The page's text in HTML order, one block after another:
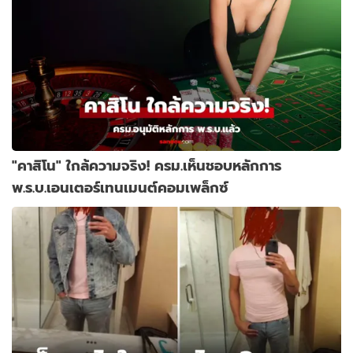
"คาสิโน" ใกล้ความจริง! ครม.เห็นชอบหลักการ
พ.ร.บ.เอนเตอร์เทนเมนต์คอมเพล็กซ์